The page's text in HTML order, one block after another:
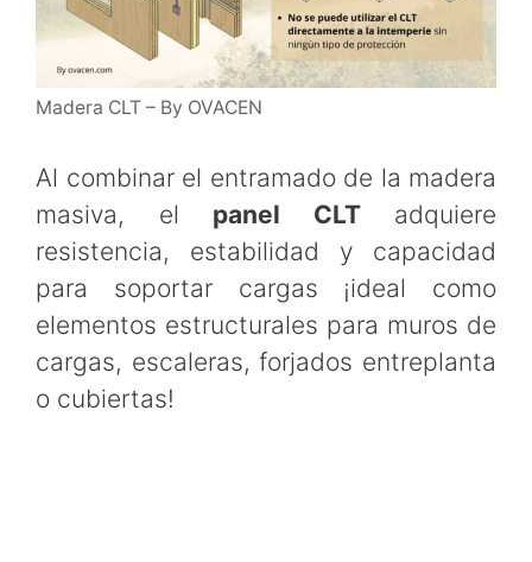
Madera CLT – By OVACEN
Al combinar el entramado de la madera
masiva, el panel CLTadquiere
resistencia, estabilidad y capacidad
para soportar cargas ¡ideal como
elementos estructurales para muros de
cargas, escaleras, forjados entreplanta
o cubiertas!